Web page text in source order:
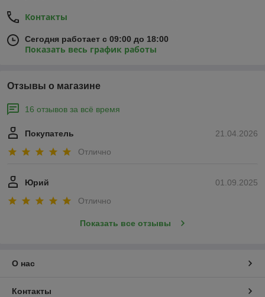
Контакты
Сегодня работает с 09:00 до 18:00
Показать весь график работы
Отзывы о магазине
16 отзывов за всё время
21.04.2026
Покупатель
Отлично
01.09.2025
Юрий
Отлично
Показать все отзывы
О нас
Контакты